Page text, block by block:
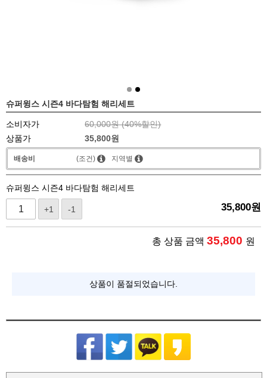
슈퍼윙스 시즌4 바다탐험 해리세트
소비자가 60,000원 (40%할인)
상품가
35,800원
배송비 (조건) 지역별
슈퍼윙스 시즌4 바다탐험 해리세트
+1 -1 35,800원
총 상품 금액 35,800 원
상품이 품절되었습니다.